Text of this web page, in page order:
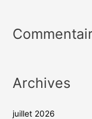
Archives
juillet 2026